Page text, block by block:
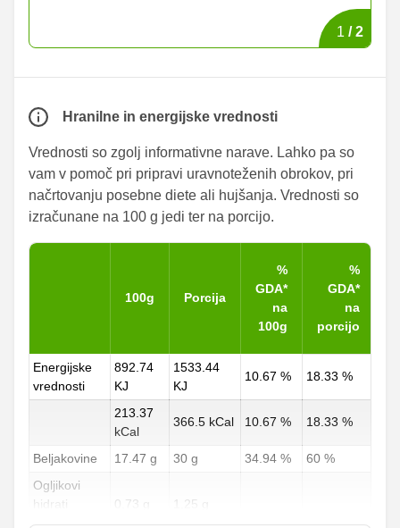
1 /2
Hranilne in energijske vrednosti
Vrednosti so zgolj informativne narave. Lahko pa so
vam v pomoč pri pripravi uravnoteženih obrokov, pri
načrtovanju posebne diete ali hujšanja. Vrednosti so
izračunane na 100 g jedi ter na porcijo.
100g Porcija
%
GDA*
na
100g
%
GDA*
na
porcijo
Energijske
vrednosti
892.74
KJ
1533.44
KJ
10.67 % 18.33 %
213.37
kCal
366.5 kCal 10.67 % 18.33 %
Beljakovine 17.47 g 30 g 34.94 %
60 %
Ogljikovi
hidrati
0.73 g 1.25 g
0.27 % 0.46 %